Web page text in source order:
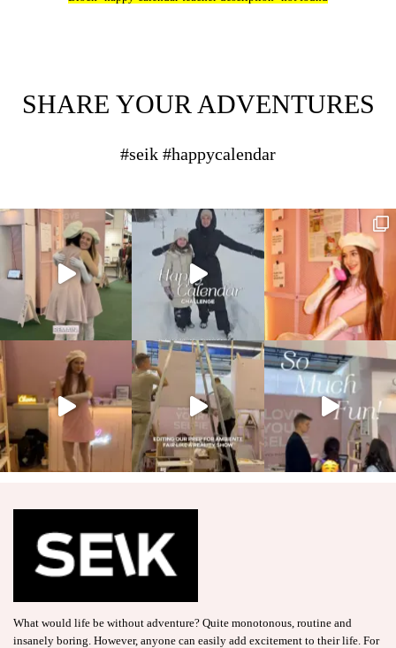
SHARE YOUR ADVENTURES
#seik #happycalendar
What would life be without adventure? Quite monotonous, routine and
insanely boring. However, anyone can easily add excitement to their life. For